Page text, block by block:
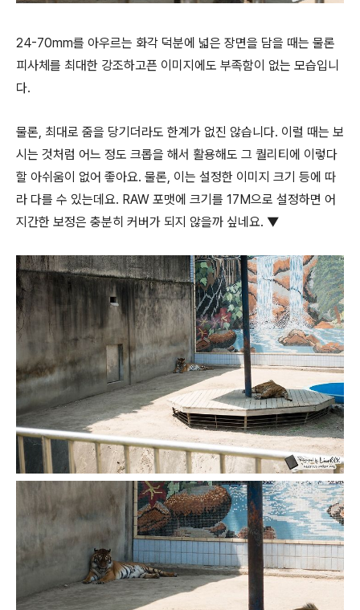
24-70mm를 아우르는 화각 덕분에 넓은 장면을 담을 때는 물론
피사체를 최대한 강조하고픈 이미지에도 부족함이 없는 모습입니
다.
물론, 최대로 줌을 당기더라도 한계가 없진 않습니다. 이럴 때는 보
시는 것처럼 어느 정도 크롭을 해서 활용해도 그 퀄리티에 이렇다
할 아쉬움이 없어 좋아요. 물론, 이는 설정한 이미지 크기 등에 따
라 다를 수 있는데요. RAW 포맷에 크기를 17M으로 설정하면 어
지간한 보정은 충분히 커버가 되지 않을까 싶네요. ▼